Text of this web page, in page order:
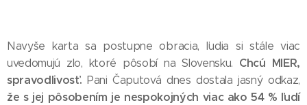
Navyše karta sa postupne obracia, ľudia si stále viac
uvedomujú zlo, ktoré pôsobí na Slovensku. Chcú MIER,
spravodlivosť. Pani Čaputová dnes dostala jasný odkaz,
že s jej pôsobením je nespokojných viac ako 54 % ľudí